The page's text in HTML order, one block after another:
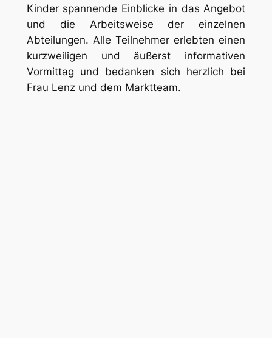
Kinder spannende Einblicke in das Angebot
und die Arbeitsweise der einzelnen
Abteilungen. Alle Teilnehmer erlebten einen
kurzweiligen und äußerst informativen
Vormittag und bedanken sich herzlich bei
Frau Lenz und dem Marktteam.